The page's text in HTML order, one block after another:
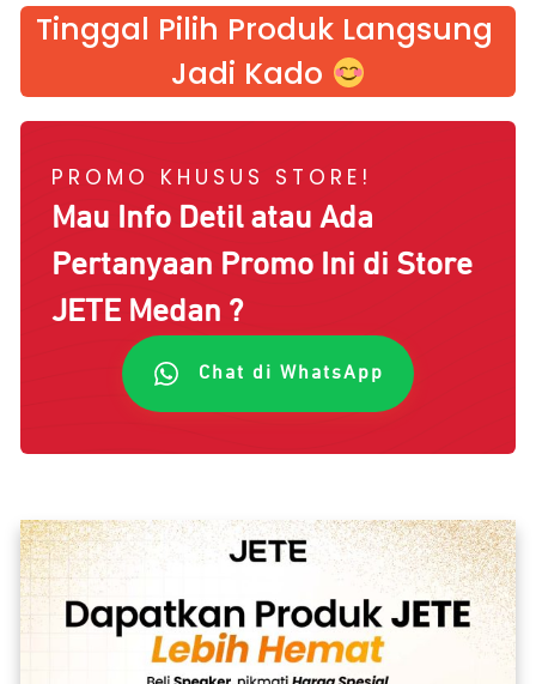
Tinggal Pilih Produk Langsung
Jadi Kado
PROMO KHUSUS STORE!
Mau Info Detil atau Ada
Pertanyaan Promo Ini di Store
JETE Medan ?
Chat di WhatsApp